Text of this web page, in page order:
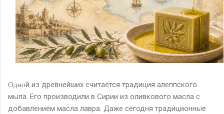
Одной из древнейших считается традиция алеппского
мыла. Его производили в Сирии из оливкового масла с
добавлением масла лавра. Даже сегодня традиционные